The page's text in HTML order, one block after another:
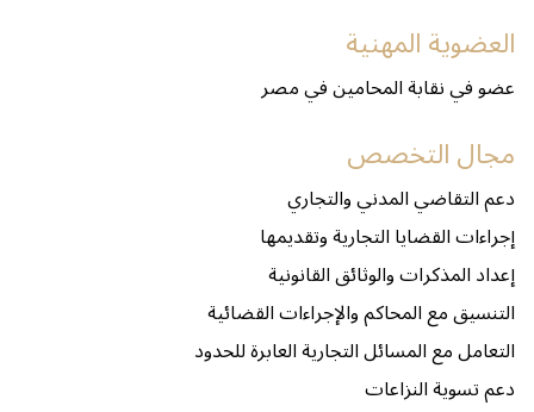
العضوية المهنية
عضو في نقابة المحامين في مصر
مجال التخصص
دعم التقاضي المدني والتجاري
إجراءات القضايا التجارية وتقديمها
إعداد المذكرات والوثائق القانونية
التنسيق مع المحاكم والإجراءات القضائية
التعامل مع المسائل التجارية العابرة للحدود
دعم تسوية النزاعات